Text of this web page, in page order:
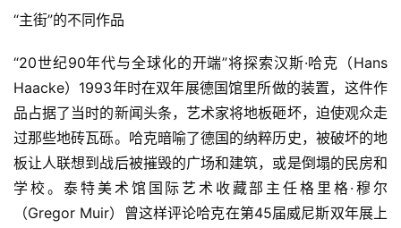
錯
的
繁
字
一
百
例
“主街”的不同作品
“20世纪90年代与全球化的开端”将探索汉斯·哈克（Hans
Haacke）1993年时在双年展德国馆里所做的装置，这件作
品占据了当时的新闻头条，艺术家将地板砸坏，迫使观众走
过那些地砖瓦砾。哈克暗喻了德国的纳粹历史，被破坏的地
板让人联想到战后被摧毁的广场和建筑，或是倒塌的民房和
学校。泰特美术馆国际艺术收藏部主任格里格·穆尔
（Gregor Muir）曾这样评论哈克在第45届威尼斯双年展上